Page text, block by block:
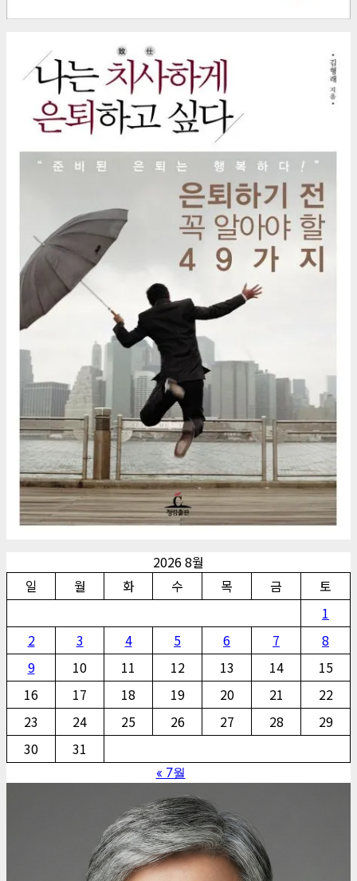
2026 8월
일
월 화 수 목 금
토
1
2
3 4 5 6 7
8
9
10 11 12 13 14
15
16
17 18 19 20 21
22
23
24 25 26 27 28
29
30
31
« 7월